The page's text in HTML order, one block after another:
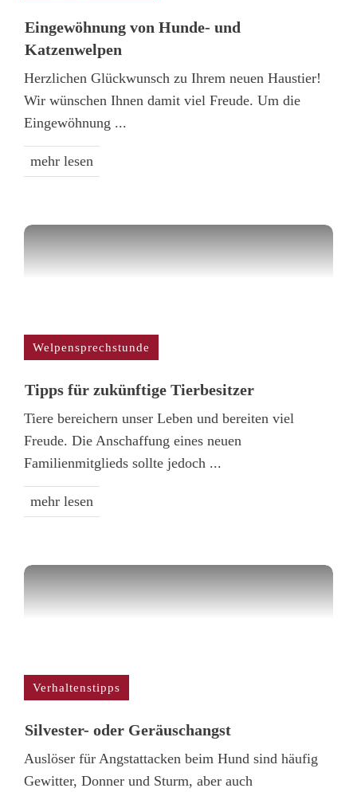
Einge­wöhnung von Hunde- und
Katzenwelpen
Herzlichen Glückwunsch zu Ihrem neuen Haustier!
Wir wünschen Ihnen damit viel Freude. Um die
Eingewöhnung ...
mehr lesen
Welpensprechstunde
Tipps für zukünftige Tierbesitzer
Tiere bereichern unser Leben und bereiten viel
Freude. Die Anschaffung eines neuen
Familienmitglieds sollte jedoch ...
mehr lesen
Verhaltenstipps
Silvester- oder Geräusch­angst
Auslöser für Angstattacken beim Hund sind häufig
Gewitter, Donner und Sturm, aber auch